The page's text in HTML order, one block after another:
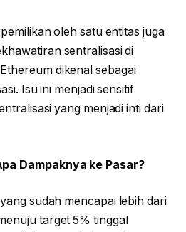
oleh satu entitas juga
sentralisasi di
dikenal sebagai
Isu ini menjadi sensitif
yang menjadi inti dari
Dampaknya ke Pasar?
sudah mencapai lebih dari
target 5% tinggal